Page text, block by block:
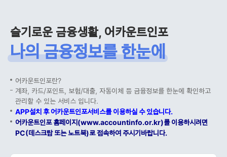
슬기로운 금융생활, 어카운트인포
나의 금융정보를 한눈에
어카운트인포란?
계좌, 카드/포인트, 보험/대출, 자동이체 등 금융정보를 한눈에 확인하고
관리할 수 있는 서비스 입니다.
APP설치 후 어카운트인포서비스를 이용하실 수 있습니다.
어카운트인포 홈페이지(www.accountinfo.or.kr)를 이용하시려면
PC(데스크탑 또는 노트북)로 접속하여 주시기바랍니다.